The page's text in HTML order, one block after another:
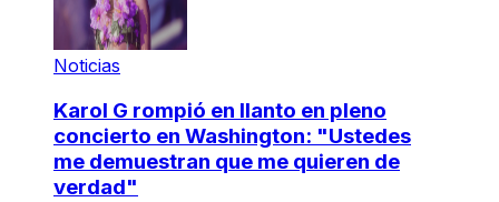
Noticias
Karol G rompió en llanto en pleno
concierto en Washington: "Ustedes
me demuestran que me quieren de
verdad"